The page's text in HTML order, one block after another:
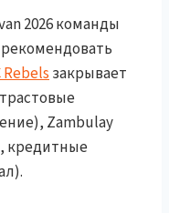
2026 команды
рекомендовать
Rebels закрывает
Zambulay
кредитные